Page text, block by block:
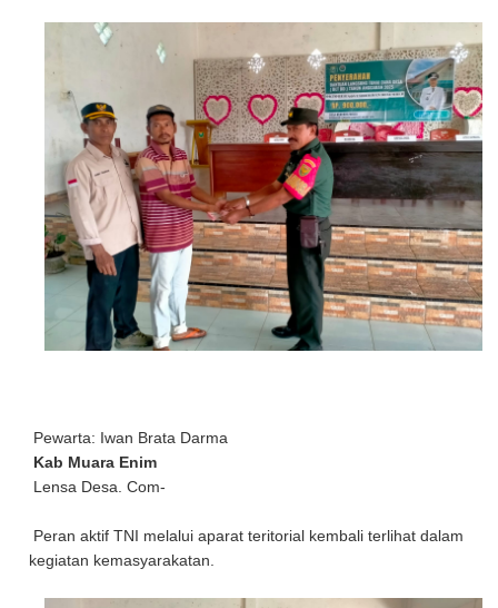
Pewarta: Iwan Brata Darma
Kab Muara Enim
Lensa Desa. Com-
Peran aktif TNI melalui aparat teritorial kembali terlihat dalam
kegiatan kemasyarakatan.